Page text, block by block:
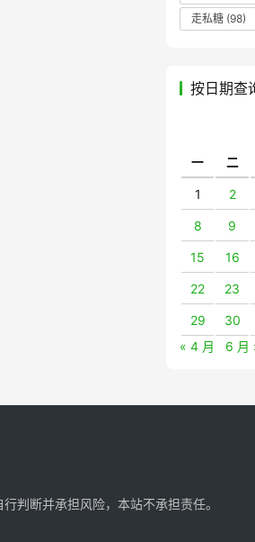
走私糖 (98)
按日期查
一 二
1 2
8 9
15 16
22 23
29 30
« 4 月
6 月
判断并承担风险，本站不承担责任。